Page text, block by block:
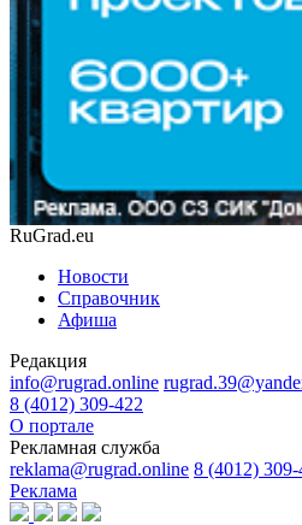
RuGrad.eu
Новости
Справочник
Афиша
Редакция
info@rugrad.online
8 (4012) 309-422
О портале
Рекламная служба
reklama@rugrad.online 8 (4012) 309-
Реклама